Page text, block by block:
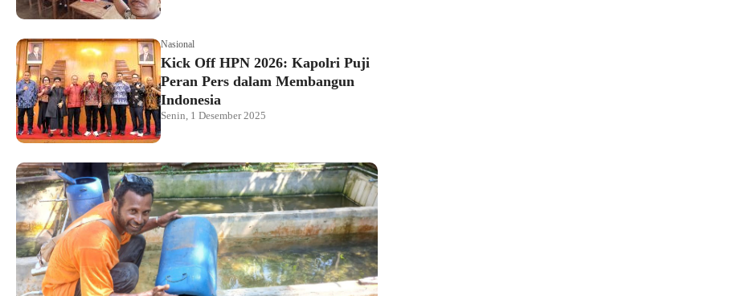
Nasional
Kick Off HPN 2026: Kapolri Puji
Peran Pers dalam Membangun
Indonesia
Senin, 1 Desember 2025